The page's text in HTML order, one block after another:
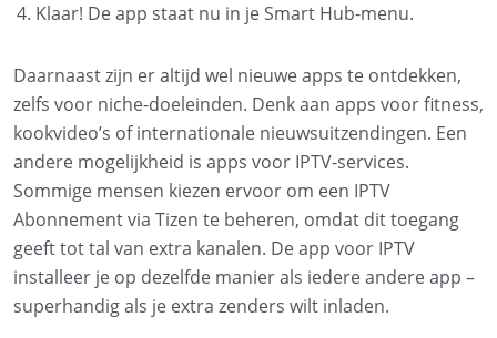
Klaar! De app staat nu in je Smart Hub-menu.
Daarnaast zijn er altijd wel nieuwe apps te ontdekken,
zelfs voor niche-doeleinden. Denk aan apps voor fitness,
kookvideo’s of internationale nieuwsuitzendingen. Een
andere mogelijkheid is apps voor IPTV-services.
Sommige mensen kiezen ervoor om een IPTV
Abonnement via Tizen te beheren, omdat dit toegang
geeft tot tal van extra kanalen. De app voor IPTV
installeer je op dezelfde manier als iedere andere app –
superhandig als je extra zenders wilt inladen.